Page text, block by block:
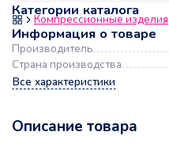
Категории каталога
Компрессионные изделия
Информация о товаре
Производитель
Страна производства
Все характеристики
Описание товара